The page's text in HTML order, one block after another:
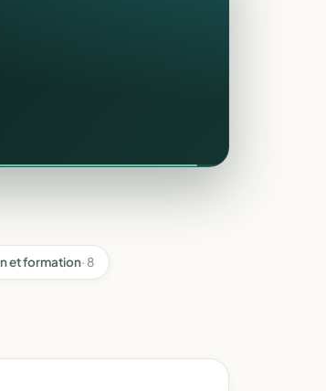
et formation· 8